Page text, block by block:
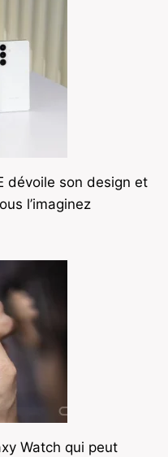
dévoile son design et
l’imaginez
Watch qui peut